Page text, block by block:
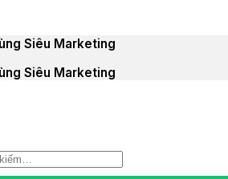
Siêu Marketing
Siêu Marketing